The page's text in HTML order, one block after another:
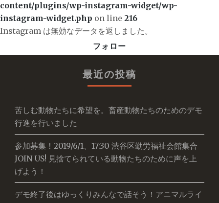
content/plugins/wp-instagram-widget/wp-
instagram-widget.php on line 216
Instagram は無効なデータを返しました。
フォロー
最近の投稿
苦しむ動物たちに希望を。畜産動物たちのためのデモ
行進を行いました
参加募集！2019/6/1、17:30 渋谷区勤労福祉会館集合
JOIN US! 見捨てられている動物たちのために声を上
げよう！
デモ終了後はゆっくりみんなで話そう！アニマルライ